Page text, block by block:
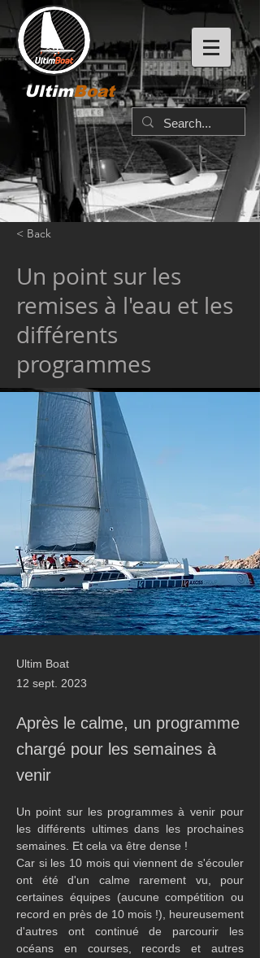
UltimBoat
< Back
Un point sur les
remises à l'eau et les
différents
programmes
Ultim Boat
12 sept. 2023
Après le calme, un programme
chargé pour les semaines à
venir
Un point sur les programmes à venir pour
les différents ultimes dans les prochaines
semaines. Et cela va être dense !
Car si les 10 mois qui viennent de s'écouler
ont été d'un calme rarement vu, pour
certaines équipes (aucune compétition ou
record en près de 10 mois !), heureusement
d'autres ont continué de parcourir les
océans en courses, records et autres